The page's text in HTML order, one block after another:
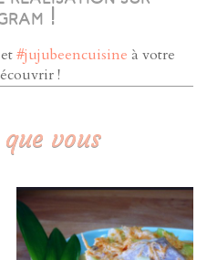
!
et#jujubeencuisine à votre
!
vous